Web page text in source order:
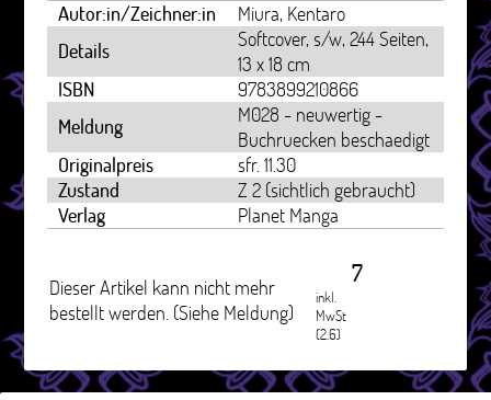
Autor:in/Zeichner:in
Miura, Kentaro
Details
Softcover, s/w, 244 Seiten,
13 x 18 cm
ISBN
9783899210866
Meldung
M028 - neuwertig -
Buchruecken beschaedigt
Originalpreis
sfr. 11.30
Zustand
Z 2 (sichtlich gebraucht)
Verlag
Planet Manga
Dieser Artikel kann nicht mehr
bestellt werden. (Siehe Meldung)
7
inkl.
MwSt
(2.6)